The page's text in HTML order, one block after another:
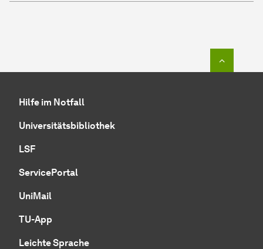
Hilfe im Notfall
Universitätsbibliothek
LSF
ServicePortal
UniMail
TU-App
Leichte Sprache